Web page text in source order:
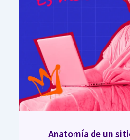
Anatomía de un